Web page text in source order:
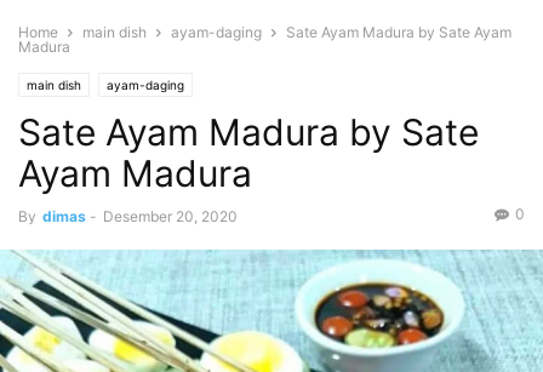
Home main dish ayam-daging
Sate Ayam Madura by Sate Ayam
Madura
main dish ayam-daging
Sate Ayam Madura by Sate
Ayam Madura
By dimas - Desember 20, 2020 0